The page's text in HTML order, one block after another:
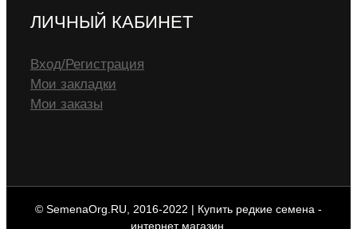
ЛИЧНЫЙ КАБИНЕТ
Вход/Регистрация
Мои закладки
Мои заказы
© SemenaOrg.RU, 2016-2022 | Купить редкие семена -
интернет магазин.